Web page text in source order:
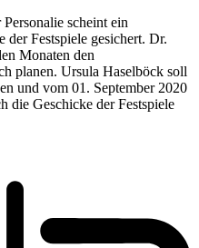
scheint ein
der Festspiele gesichert. Dr.
Monaten den
planen. Ursula Haselböck soll
und vom 01. September 2020
die Geschicke der Festspiele